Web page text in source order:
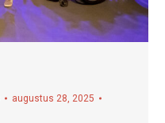
augustus 28, 2025